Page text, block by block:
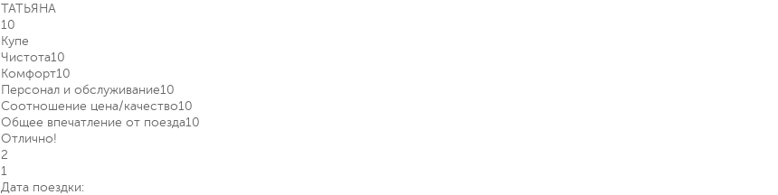
ТАТЬЯНА
10
Купе
Чистота10
Комфорт10
Персонал и обслуживание10
Соотношение цена/качество10
Общее впечатление от поезда10
Отлично!
2
1
Дата поездки: